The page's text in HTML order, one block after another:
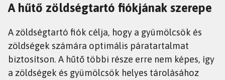
A hűtő zöldségtartó fiókjának szerepe
A zöldségtartó fiók célja, hogy a gyümölcsök és
zöldségek számára optimális páratartalmat
biztosítson. A hűtő többi része erre nem képes, így
a zöldségek és gyümölcsök helyes tárolásához